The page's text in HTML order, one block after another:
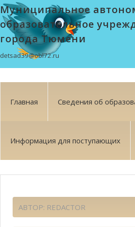
Муниципальное
образовательное
города Тюмени
detsad39@obl72.ru
Главная Сведения об
Информация для поступающих
АВТОР: REDACTOR